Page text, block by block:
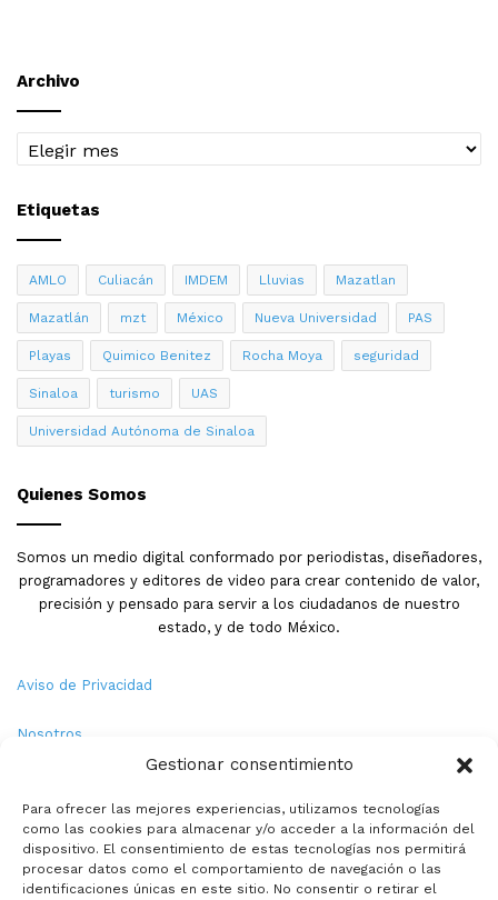
Gestionar consentimiento
Para ofrecer las mejores experiencias, utilizamos tecnologías
como las cookies para almacenar y/o acceder a la información del
dispositivo. El consentimiento de estas tecnologías nos permitirá
procesar datos como el comportamiento de navegación o las
identificaciones únicas en este sitio. No consentir o retirar el
Archivo
Archivo
Etiquetas
AMLO Culiacán IMDEM Lluvias Mazatlan
Mazatlán mzt México Nueva Universidad PAS
Playas Quimico Benitez Rocha Moya seguridad
Sinaloa turismo UAS
Universidad Autónoma de Sinaloa
Quienes Somos
Somos un medio digital conformado por periodistas, diseñadores,
programadores y editores de video para crear contenido de valor,
precisión y pensado para servir a los ciudadanos de nuestro
estado, y de todo México.
Aviso de Privacidad
Nosotros
Política de Cookies
Contacto